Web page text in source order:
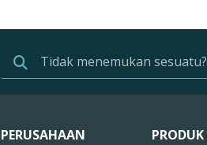
PERUSAHAAN PRODUK